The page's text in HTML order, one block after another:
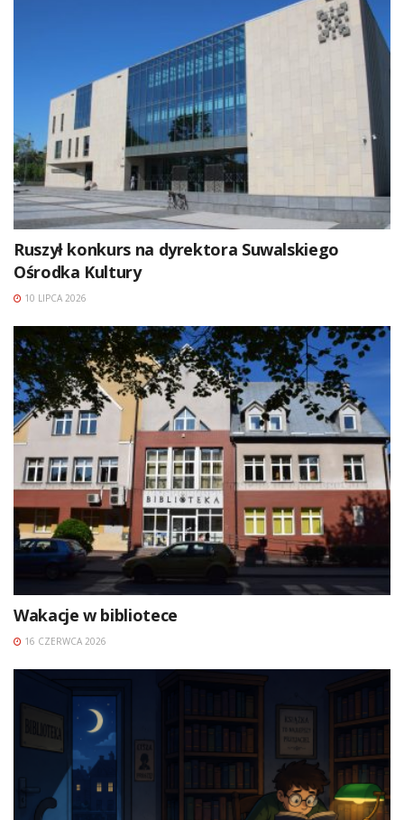
Ruszył konkurs na dyrektora Suwalskiego
Ośrodka Kultury
10 LIPCA 2026
Wakacje w bibliotece
16 CZERWCA 2026